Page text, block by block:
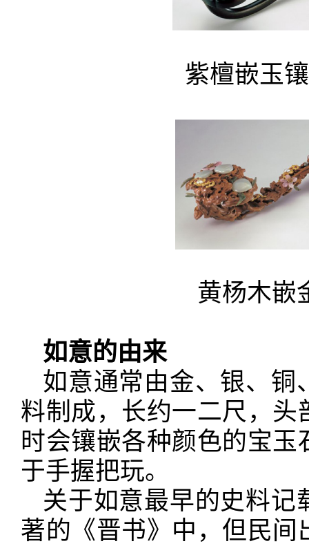
紫檀嵌玉
黄杨木嵌
如意的由来
如意通常由金、银、铜
料制成，长约一二尺，
时会镶嵌各种颜色的宝
于手握把玩。
关于如意最早的史料记
著的《晋书》中，但民